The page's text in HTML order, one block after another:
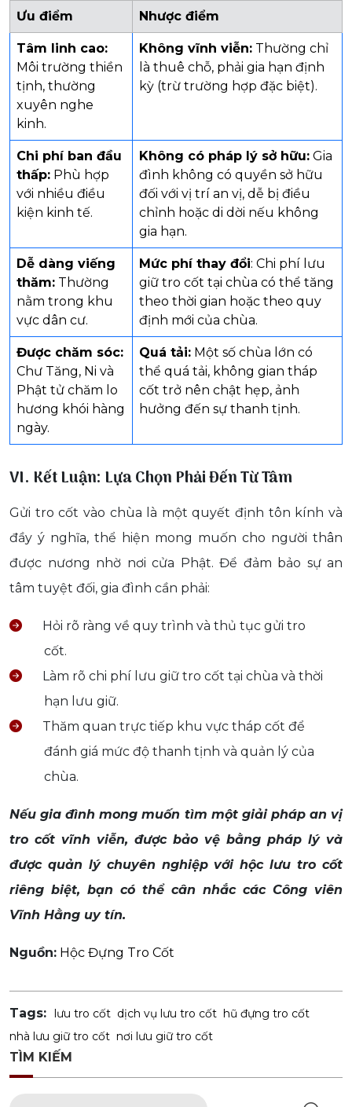
Ưu điểm Nhược điểm
Tâm linh cao:
Môi trường thiền
tịnh, thường
xuyên nghe
kinh.
Không vĩnh viễn: Thường chỉ
là thuê chỗ, phải gia hạn định
kỳ (trừ trường hợp đặc biệt).
Chi phí ban đầu
thấp: Phù hợp
với nhiều điều
kiện kinh tế.
Không có pháp lý sở hữu: Gia
đình không có quyền sở hữu
đối với vị trí an vị, dễ bị điều
chỉnh hoặc di dời nếu không
gia hạn.
Dễ dàng viếng
thăm: Thường
nằm trong khu
vực dân cư.
Mức phí thay đổi: Chi phí lưu
giữ tro cốt tại chùa có thể tăng
theo thời gian hoặc theo quy
định mới của chùa.
Được chăm sóc:
Chư Tăng, Ni và
Phật tử chăm lo
hương khói hàng
ngày.
Quá tải: Một số chùa lớn có
thể quá tải, không gian tháp
cốt trở nên chật hẹp, ảnh
hưởng đến sự thanh tịnh.
VI. Kết Luận: Lựa Chọn Phải Đến Từ Tâm
Gửi tro cốt vào chùa là một quyết định tôn kính và
đầy ý nghĩa, thể hiện mong muốn cho người thân
được nương nhờ nơi cửa Phật. Để đảm bảo sự an
tâm tuyệt đối, gia đình cần phải:
Hỏi rõ ràng về quy trình và thủ tục gửi tro
cốt.
Làm rõ chi phí lưu giữ tro cốt tại chùa và thời
hạn lưu giữ.
Thăm quan trực tiếp khu vực tháp cốt để
đánh giá mức độ thanh tịnh và quản lý của
chùa.
Nếu gia đình mong muốn tìm một giải pháp an vị
tro cốt vĩnh viễn, được bảo vệ bằng pháp lý và
được quản lý chuyên nghiệp với hộc lưu tro cốt
riêng biệt, bạn có thể cân nhắc các Công viên
Vĩnh Hằng uy tín.
Nguồn: Hộc Đựng Tro Cốt
Tags: lưu tro cốt dịch vụ lưu tro cốt hũ đựng tro cốt
nhà lưu giữ tro cốt nơi lưu giữ tro cốt
TÌM KIẾM